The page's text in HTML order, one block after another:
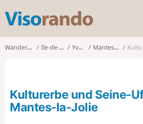
s
o
o
Wanderungen Ile-de-France Yvelines Mantes-la-Jolie
Kulturerbe und Seine-
Mantes-la-Jolie